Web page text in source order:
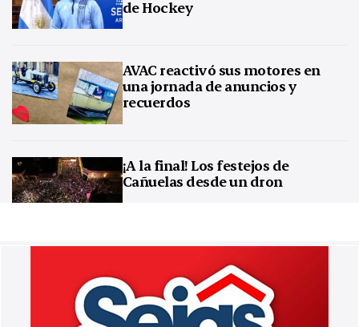
de Hockey
AVAC reactivó sus motores en
una jornada de anuncios y
recuerdos
¡A la final! Los festejos de
Cañuelas desde un dron